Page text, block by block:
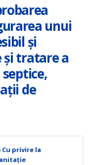
unui
și
și tratare a
de
privire la